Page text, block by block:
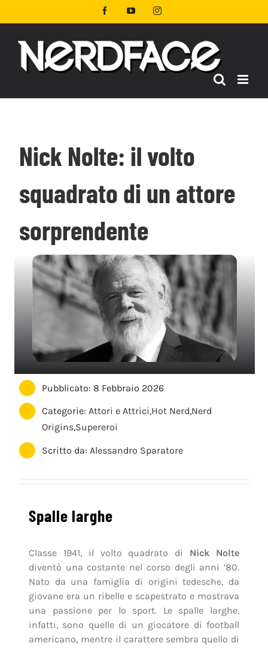
al
FacebookYouTubeInstagram
Nick Nolte: il volto
squadrato di un attore
sorprendente
Pubblicato: 8 Febbraio 2026
Categorie:Attori e Attrici,Hot Nerd,Nerd
Origins,Supereroi
Scritto da: Alessandro Sparatore
Spalle larghe
Classe 1941, il volto quadrato di Nick Nolte
diventò una costante nel corso degli anni ’80.
Nato da una famiglia di origini tedesche, da
giovane era un ribelle e scapestrato e mostrava
una passione per lo sport. Le spalle larghe,
infatti, sono quelle di un giocatore di football
americano, mentre il carattere sembra quello di